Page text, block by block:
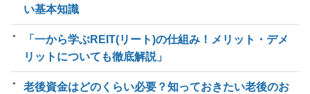
い基本知識
「一から学ぶREIT(リート)の仕組み！メリット・デメ
リットについても徹底解説」
老後資金はどのくらい必要？知っておきたい老後のお